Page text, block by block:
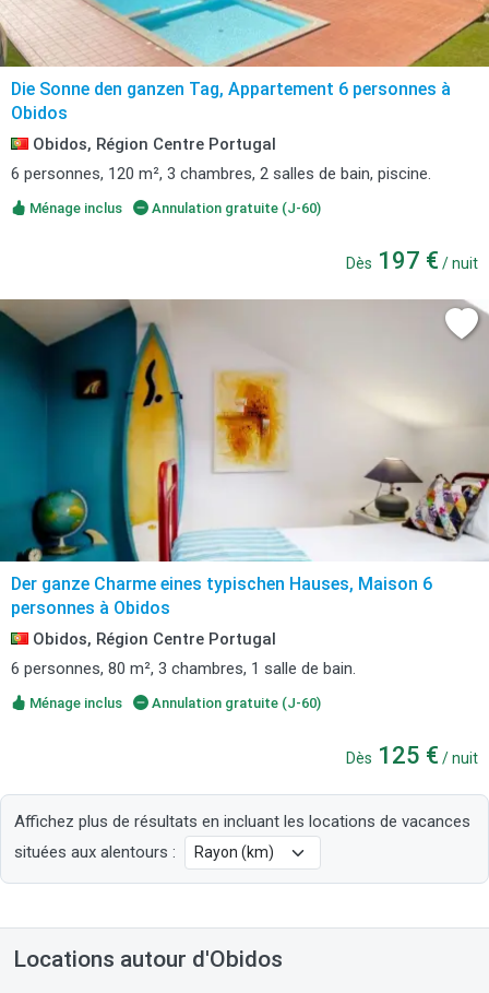
Die Sonne den ganzen Tag, Appartement 6 personnes à
Obidos
Obidos, Région Centre Portugal
6 personnes, 120 m², 3 chambres, 2 salles de bain, piscine.
Ménage inclus Annulation gratuite (J-60)
Dès 197 € / nuit
Der ganze Charme eines typischen Hauses, Maison 6
personnes à Obidos
Obidos, Région Centre Portugal
6 personnes, 80 m², 3 chambres, 1 salle de bain.
Ménage inclus Annulation gratuite (J-60)
Dès 125 € / nuit
Affichez plus de résultats en incluant les locations de vacances
situées aux alentours :
Locations autour d'Obidos